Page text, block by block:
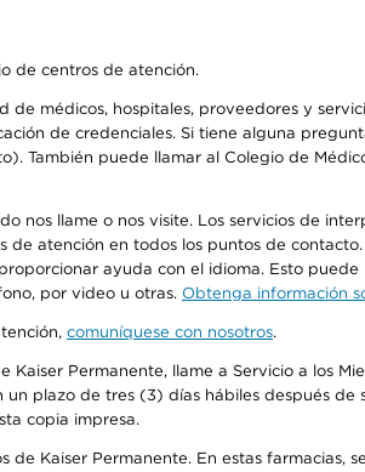
de centros de atención.
médicos, hospitales, proveedores y
de credenciales. Si tiene alguna
También puede llamar al Colegio de
nos llame o nos visite. Los servicios de
atención en todos los puntos de
ayuda con el idioma. Esto
por video u otras. Obtenga información
comuníquese con nosotros.
Permanente, llame a Servicio a los
plazo de tres (3) días hábiles después
copia impresa.
Kaiser Permanente. En estas